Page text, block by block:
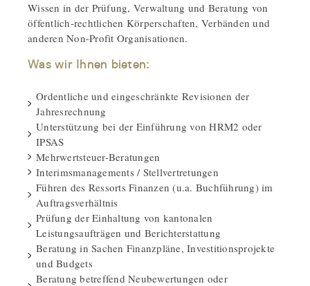
Wissen in der Prüfung, Verwaltung und Beratung von
öffentlich-rechtlichen Körperschaften, Verbänden und
anderen Non-Profit Organisationen.
Was wir Ihnen bieten:
Ordentliche und eingeschränkte Revisionen der
Jahresrechnung
Unterstützung bei der Einführung von HRM2 oder
IPSAS
Mehrwertsteuer-Beratungen
Interimsmanagements / Stellvertretungen
Führen des Ressorts Finanzen (u.a. Buchführung) im
Auftragsverhältnis
Prüfung der Einhaltung von kantonalen
Leistungsaufträgen und Berichterstattung
Beratung in Sachen Finanzpläne, Investitionsprojekte
und Budgets
Beratung betreffend Neubewertungen oder